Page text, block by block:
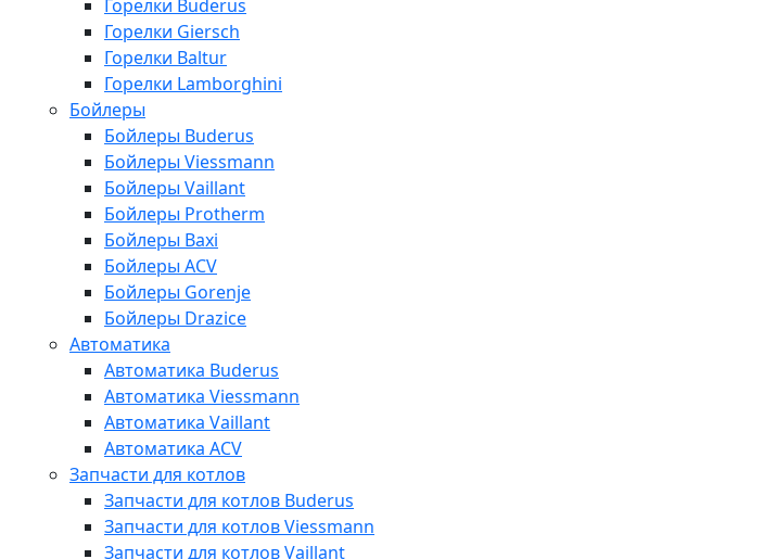
Горелки Buderus
Горелки Giersch
Горелки Baltur
Горелки Lamborghini
Бойлеры
Бойлеры Buderus
Бойлеры Viessmann
Бойлеры Vaillant
Бойлеры Protherm
Бойлеры Baxi
Бойлеры ACV
Бойлеры Gorenje
Бойлеры Drazice
Автоматика
Автоматика Buderus
Автоматика Viessmann
Автоматика Vaillant
Автоматика ACV
Запчасти для котлов
Запчасти для котлов Buderus
Запчасти для котлов Viessmann
Запчасти для котлов Vaillant